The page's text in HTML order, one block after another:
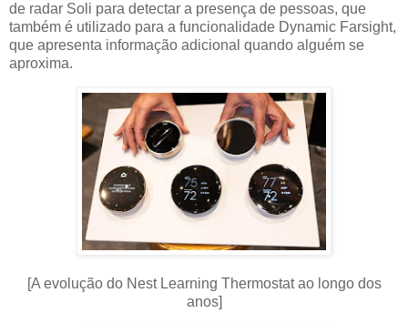
de radar Soli para detectar a presença de pessoas, que
também é utilizado para a funcionalidade Dynamic Farsight,
que apresenta informação adicional quando alguém se
aproxima.
[A evolução do Nest Learning Thermostat ao longo dos
anos]